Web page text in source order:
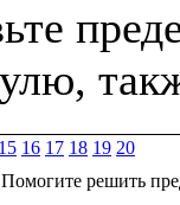
15 16 17 18 19 20
решить